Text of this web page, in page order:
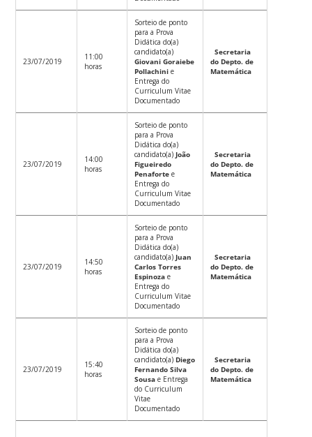
23/07/2019
11:00
horas
Sorteio de ponto
para a Prova
Didática do(a)
candidato(a)
Giovani Goraiebe
Pollachini e
Entrega do
Curriculum Vitae
Documentado
Secretaria
do Depto. de
Matemática
23/07/2019
14:00
horas
Sorteio de ponto
para a Prova
Didática do(a)
candidato(a) João
Figueiredo
Penaforte e
Entrega do
Curriculum Vitae
Documentado
Secretaria
do Depto. de
Matemática
23/07/2019
14:50
horas
Sorteio de ponto
para a Prova
Didática do(a)
candidato(a) Juan
Carlos Torres
Espinoza e
Entrega do
Curriculum Vitae
Documentado
Secretaria
do Depto. de
Matemática
23/07/2019
15:40
horas
Sorteio de ponto
para a Prova
Didática do(a)
candidato(a) Diego
Fernando Silva
Sousa e Entrega
do Curriculum
Vitae
Documentado
Secretaria
do Depto. de
Matemática